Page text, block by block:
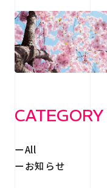
CATEGORY
All
お知らせ